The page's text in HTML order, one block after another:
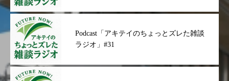
Podcast「アキテイのちょっとズレた雑談
ラジオ」#31